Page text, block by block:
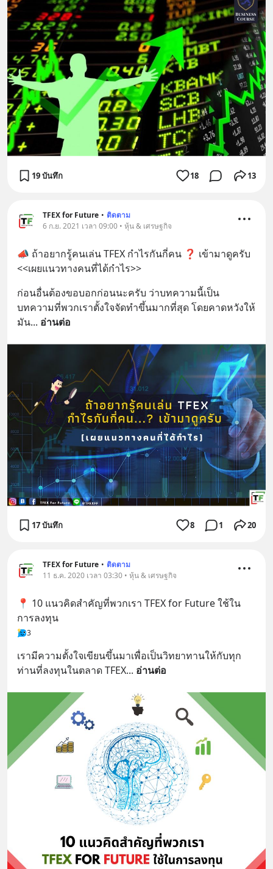
19 บันทึก 18 13
TFEX for Future • ติดตาม
6 ก.ย. 2021 เวลา 09:00 • หุ้น & เศรษฐกิจ
📣 ถ้าอยากรู้คนเล่น TFEX กำไรกันกี่คน ❓ เข้ามาดูครับ
<<เผยแนวทางคนที่ได้กำไร>>
ก่อนอื่นต้องขอบอกก่อนนะครับ ว่าบทความนี้เป็น
บทความที่พวกเราตั้งใจจัดทำขึ้นมากที่สุด โดยคาดหวังให้
มัน... อ่านต่อ
17 บันทึก 8 1 20
TFEX for Future • ติดตาม
11 ธ.ค. 2020 เวลา 03:30 • หุ้น & เศรษฐกิจ
📍 10 แนวคิดสำคัญที่พวกเรา TFEX for Future ใช้ใน
การลงทุน
3
เรามีความตั้งใจเขียนขึ้นมาเพื่อเป็นวิทยาทานให้กับทุก
ท่านที่ลงทุนในตลาด TFEX... อ่านต่อ